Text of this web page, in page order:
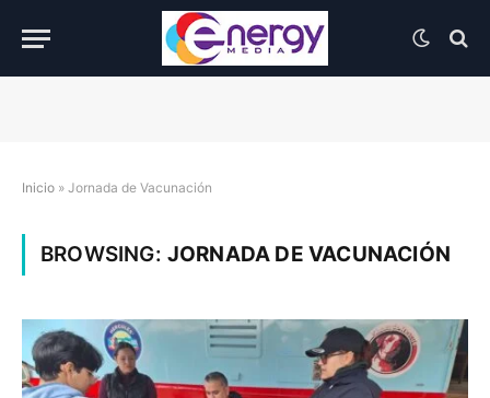
Inicio » Jornada de Vacunación
BROWSING: JORNADA DE VACUNACIÓN